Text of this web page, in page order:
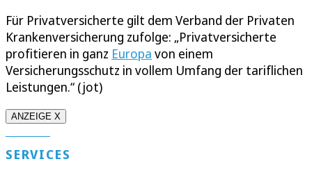
Für Privatversicherte gilt dem Verband der Privaten
Krankenversicherung zufolge: „Privatversicherte
profitieren in ganz Europa von einem
Versicherungsschutz in vollem Umfang der tariflichen
Leistungen.“ (jot)
ANZEIGE X
SERVICES